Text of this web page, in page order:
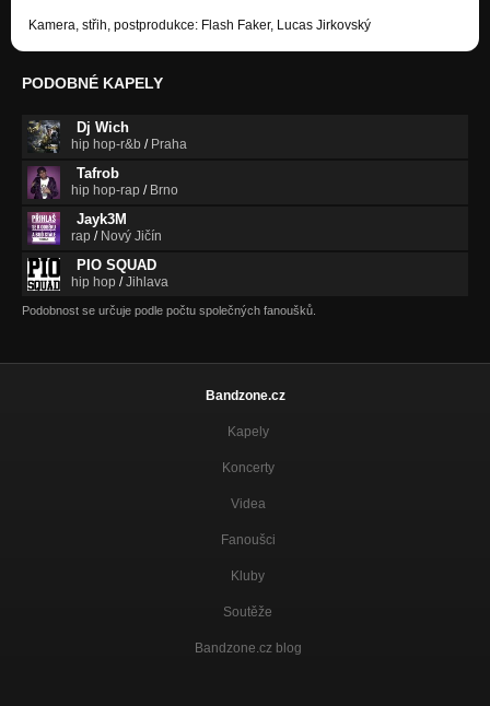
Kamera, střih, postprodukce: Flash Faker, Lucas Jirkovský
PODOBNÉ KAPELY
Dj Wich
hip hop-r&b / Praha
Tafrob
hip hop-rap / Brno
Jayk3M
rap / Nový Jičín
PIO SQUAD
hip hop /Jihlava
Podobnost se určuje podle počtu společných fanoušků.
Bandzone.cz
Kapely
Koncerty
Videa
Fanoušci
Kluby
Soutěže
Bandzone.cz blog